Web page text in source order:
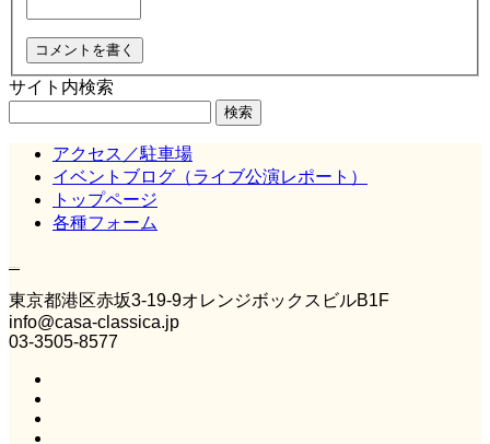
サイト内検索
アクセス／駐車場
イベントブログ（ライブ公演レポート）
トップページ
各種フォーム
東京都港区赤坂3‐19‐9オレンジボックスビルB1F
info@casa-classica.jp
03-3505-8577